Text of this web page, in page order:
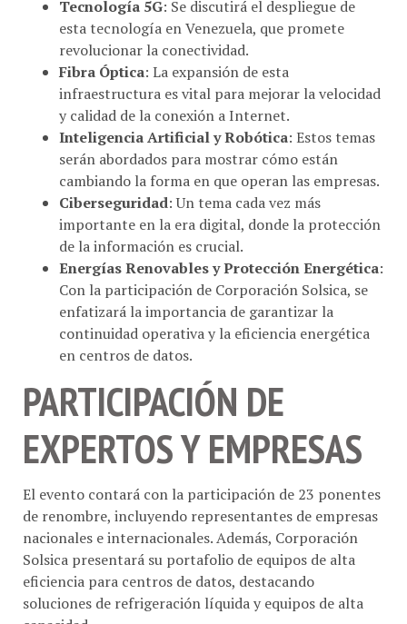
esta tecnología en Venezuela, que promete
revolucionar la conectividad.
Fibra Óptica : La expansión de esta
infraestructura es vital para mejorar la velocidad
y calidad de la conexión a Internet.
Inteligencia Artificial y Robótica: Estos temas
serán abordados para mostrar cómo están
cambiando la forma en que operan las empresas.
Ciberseguridad: Un tema cada vez más
importante en la era digital, donde la protección
de la información es crucial.
Energías Renovables y Protección Energética
Con la participación de Corporación Solsica, se
enfatizará la importancia de garantizar la
continuidad operativa y la eficiencia energética
en centros de datos.
PARTICIPACIÓN DE
EXPERTOS Y EMPRESAS
de renombre, incluyendo representantes de empresas
nacionales e internacionales. Además, Corporación
Solsica presentará su portafolio de equipos de alta
eficiencia para centros de datos, destacando
soluciones de refrigeración líquida y equipos de alta
capacidad.